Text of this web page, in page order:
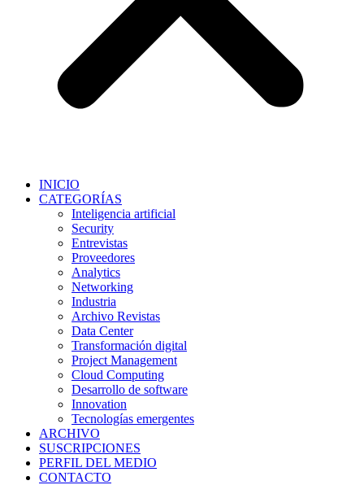
INICIO
CATEGORÍAS
Inteligencia artificial
Security
Entrevistas
Proveedores
Analytics
Networking
Industria
Archivo Revistas
Data Center
Transformación digital
Project Management
Cloud Computing
Desarrollo de software
Innovation
Tecnologías emergentes
ARCHIVO
SUSCRIPCIONES
PERFIL DEL MEDIO
CONTACTO